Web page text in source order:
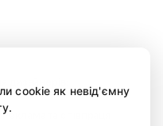
Реклама та співпраця
cookie як невід'ємну